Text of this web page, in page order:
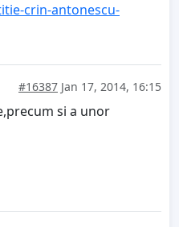
crin-antonescu-
#16387 Jan 17, 2014, 16:15
si a unor